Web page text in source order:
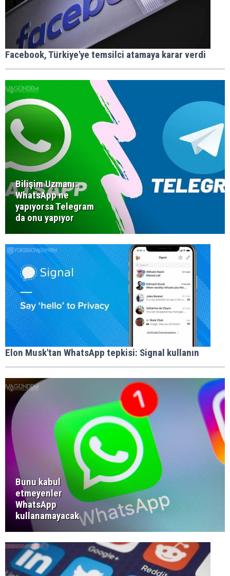
Facebook, Türkiye'ye temsilci atamaya karar verdi
Bilişim Uzmanı:
WhatsApp ne
yapıyorsa Telegram
da onu yapıyor
Elon Musk'tan WhatsApp tepkisi: Signal kullanın
Bunu kabul
etmeyenler
WhatsApp
kullanamayacak